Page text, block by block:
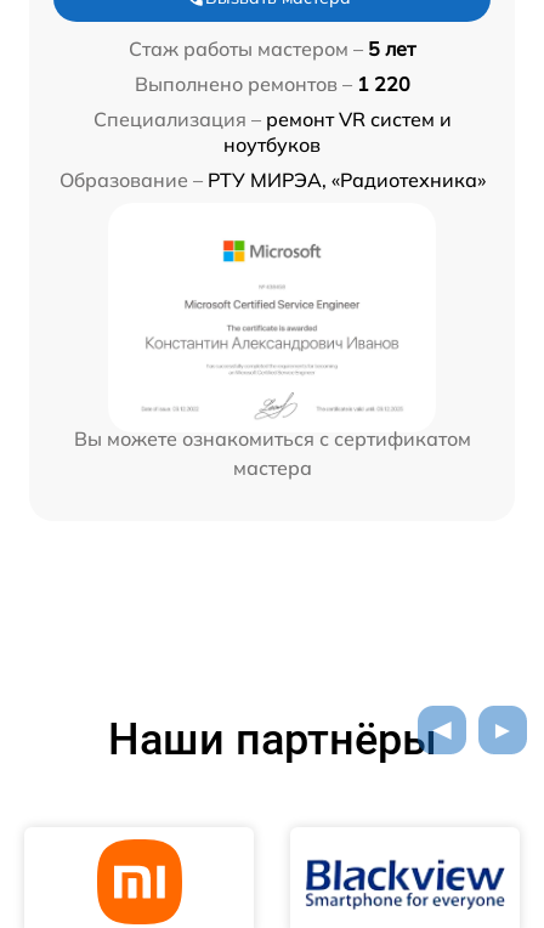
Стаж работы мастером – 5 лет
Выполнено ремонтов – 1 220
Специализация – ремонт VR систем и
ноутбуков
Образование – РТУ МИРЭА, «Радиотехника»
Вы можете ознакомиться с сертификатом
мастера
Наши партнёры